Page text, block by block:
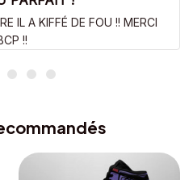
IL A KIFFÉ DE FOU !! MERCI
!!